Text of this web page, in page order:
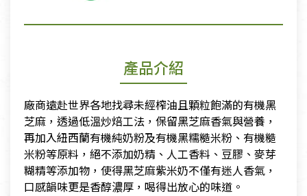
產品介紹
廠商遠赴世界各地找尋未經榨油且顆粒飽滿的有機黑
芝麻，透過低溫炒焙工法，保留黑芝麻香氣與營養，
再加入紐西蘭有機純奶粉及有機黑糯糙米粉、有機糙
米粉等原料，絕不添加奶精、人工香料、豆膠、麥芽
糊精等添加物，使得黑芝麻紫米奶不僅有迷人香氣，
口感韻味更是香醇濃厚，喝得出放心的味道。